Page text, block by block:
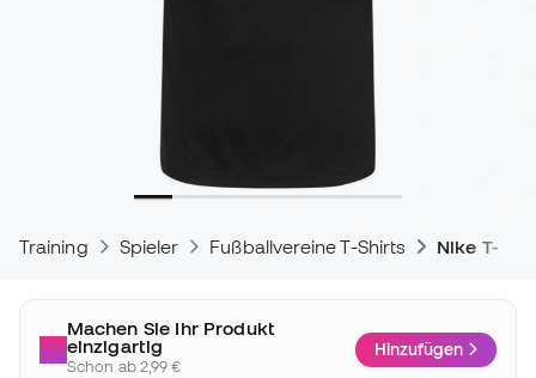
Training Spieler Fußballvereine T-Shirts Nike T-
Machen Sie Ihr Produkt
einzigartig
Schon ab 2,99 €
Hinzufügen